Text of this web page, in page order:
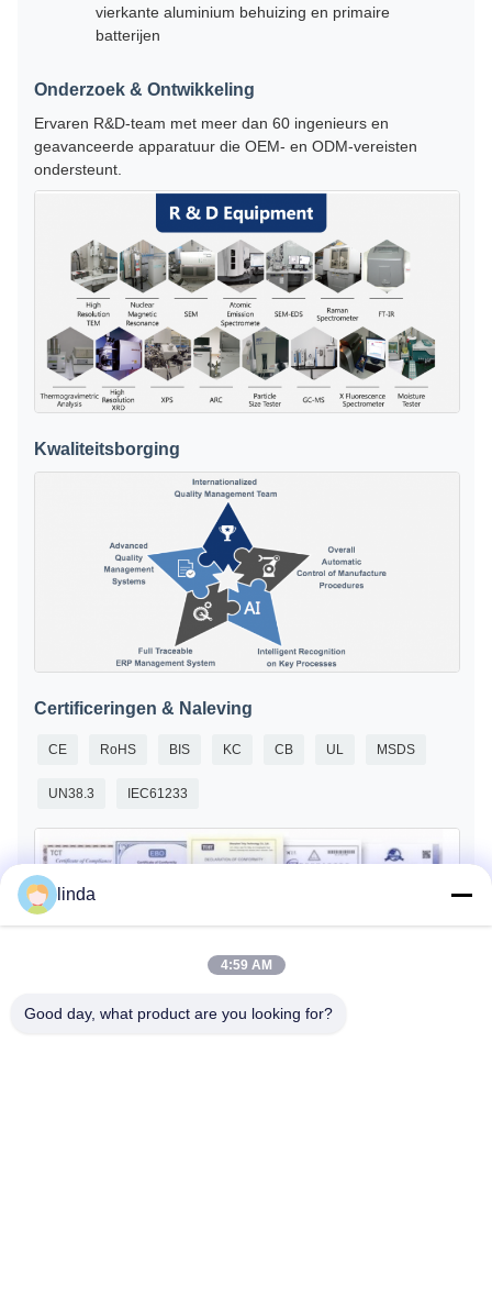
vierkante aluminium behuizing en primaire
batterijen
Onderzoek & Ontwikkeling
Ervaren R&D-team met meer dan 60 ingenieurs en
geavanceerde apparatuur die OEM- en ODM-vereisten
ondersteunt.
Kwaliteitsborging
Certificeringen & Naleving
CE RoHS BIS KC CB UL MSDS
UN38.3 IEC61233
linda
4:59 AM
Good day, what product are you looking for?